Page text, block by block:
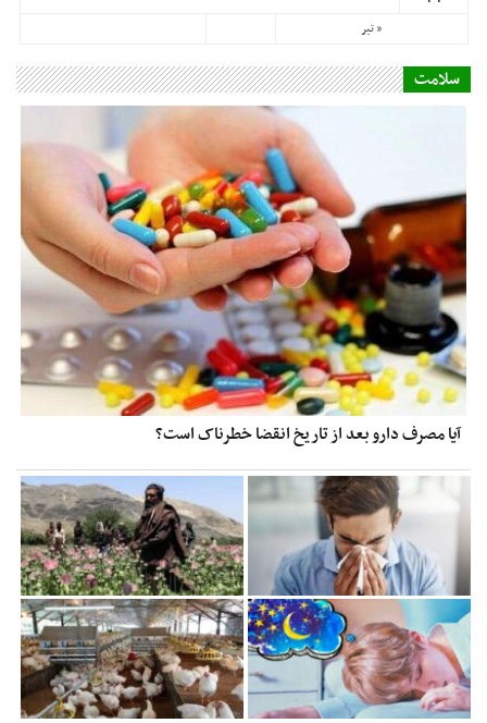
« تیر
سلامت
آیا مصرف دارو بعد از تاریخ انقضا خطرناک است؟